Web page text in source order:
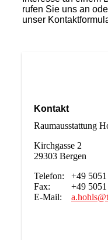
rufen Sie uns an
unser
Kontakt
Raumausstattung
Kirchgasse 2
29303 Bergen
Telefon: +49 5051
Fax: +49 5051
E-Mail: